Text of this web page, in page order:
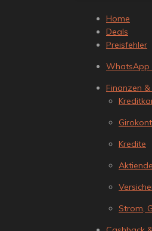
e
n
l
e
n
Home
Deals
Preisfehler
WhatsApp
Finanzen
Kredite
Strom,